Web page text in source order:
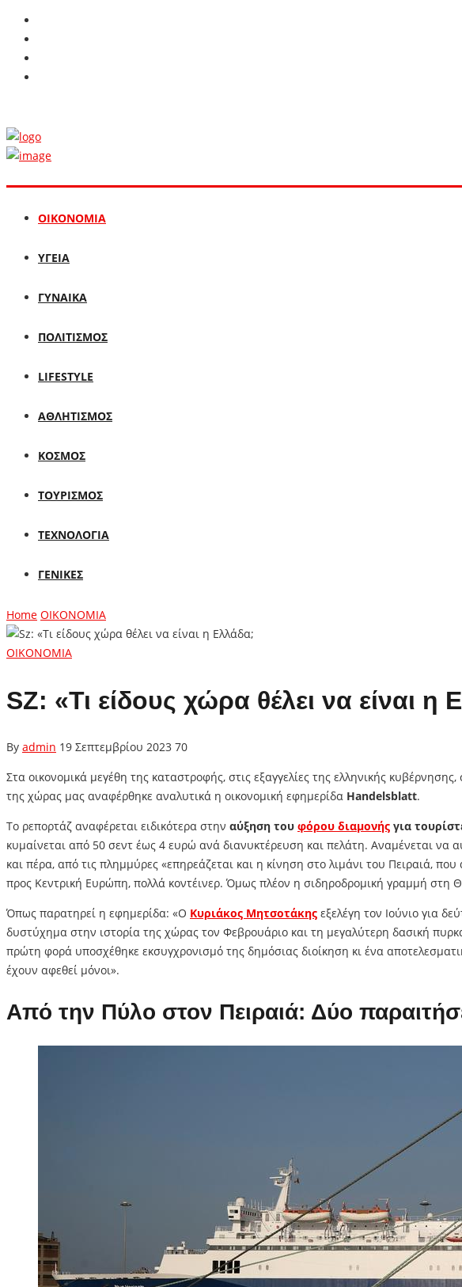
ΟΙΚΟΝΟΜΙΑ
ΥΓΕΙΑ
ΓΥΝΑΙΚΑ
ΠΟΛΙΤΙΣΜΟΣ
LIFESTYLE
ΑΘΛΗΤΙΣΜΟΣ
ΚΟΣΜΟΣ
ΤΟΥΡΙΣΜΟΣ
ΤΕΧΝΟΛΟΓΙΑ
ΓΕΝΙΚΕΣ
Home ΟΙΚΟΝΟΜΙΑ
ΟΙΚΟΝΟΜΙΑ
SZ: «Τι είδους χώρα θέλει να είναι η
By admin 19 Σεπτεμβρίου 2023 70
Στα οικονομικά μεγέθη της καταστροφής, στις εξαγγελίες της ελληνικής
της χώρας μας αναφέρθηκε αναλυτικά η οικονομική εφημερίδα Handelsblatt.
Το ρεπορτάζ αναφέρεται ειδικότερα στην αύξηση του φόρου διαμονής για
κυμαίνεται από 50 σεντ έως 4 ευρώ ανά διανυκτέρευση και πελάτη. Αναμένεται να
και πέρα, από τις πλημμύρες «επηρεάζεται και η κίνηση στο λιμάνι του Πειραιά,
προς Κεντρική Ευρώπη, πολλά κοντέινερ. Όμως πλέον η σιδηροδρομική γραμμή στη
Όπως παρατηρεί η εφημερίδα: «Ο Κυριάκος Μητσοτάκης εξελέγη τον Ιούνιο για
δυστύχημα στην ιστορία της χώρας τον Φεβρουάριο και τη μεγαλύτερη δασική
πρώτη φορά υποσχέθηκε εκσυγχρονισμό της δημόσιας διοίκηση κι ένα
έχουν αφεθεί μόνοι».
Aπό την Πύλο στον Πειραιά: Δύο